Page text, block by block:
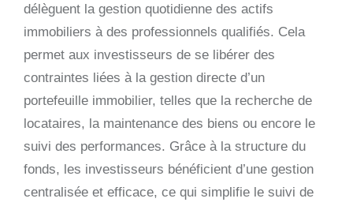
délèguent la gestion quotidienne des actifs
immobiliers à des professionnels qualifiés. Cela
permet aux investisseurs de se libérer des
contraintes liées à la gestion directe d’un
portefeuille immobilier, telles que la recherche de
locataires, la maintenance des biens ou encore le
suivi des performances. Grâce à la structure du
fonds, les investisseurs bénéficient d’une gestion
centralisée et efficace, ce qui simplifie le suivi de